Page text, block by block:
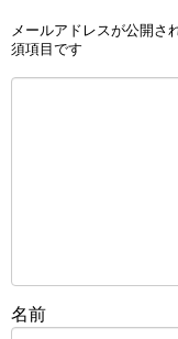
メールアドレスが公開さ
須項目です
名前